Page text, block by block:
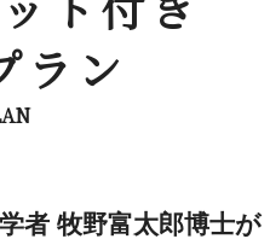
ラン
者 牧野富太郎博士が